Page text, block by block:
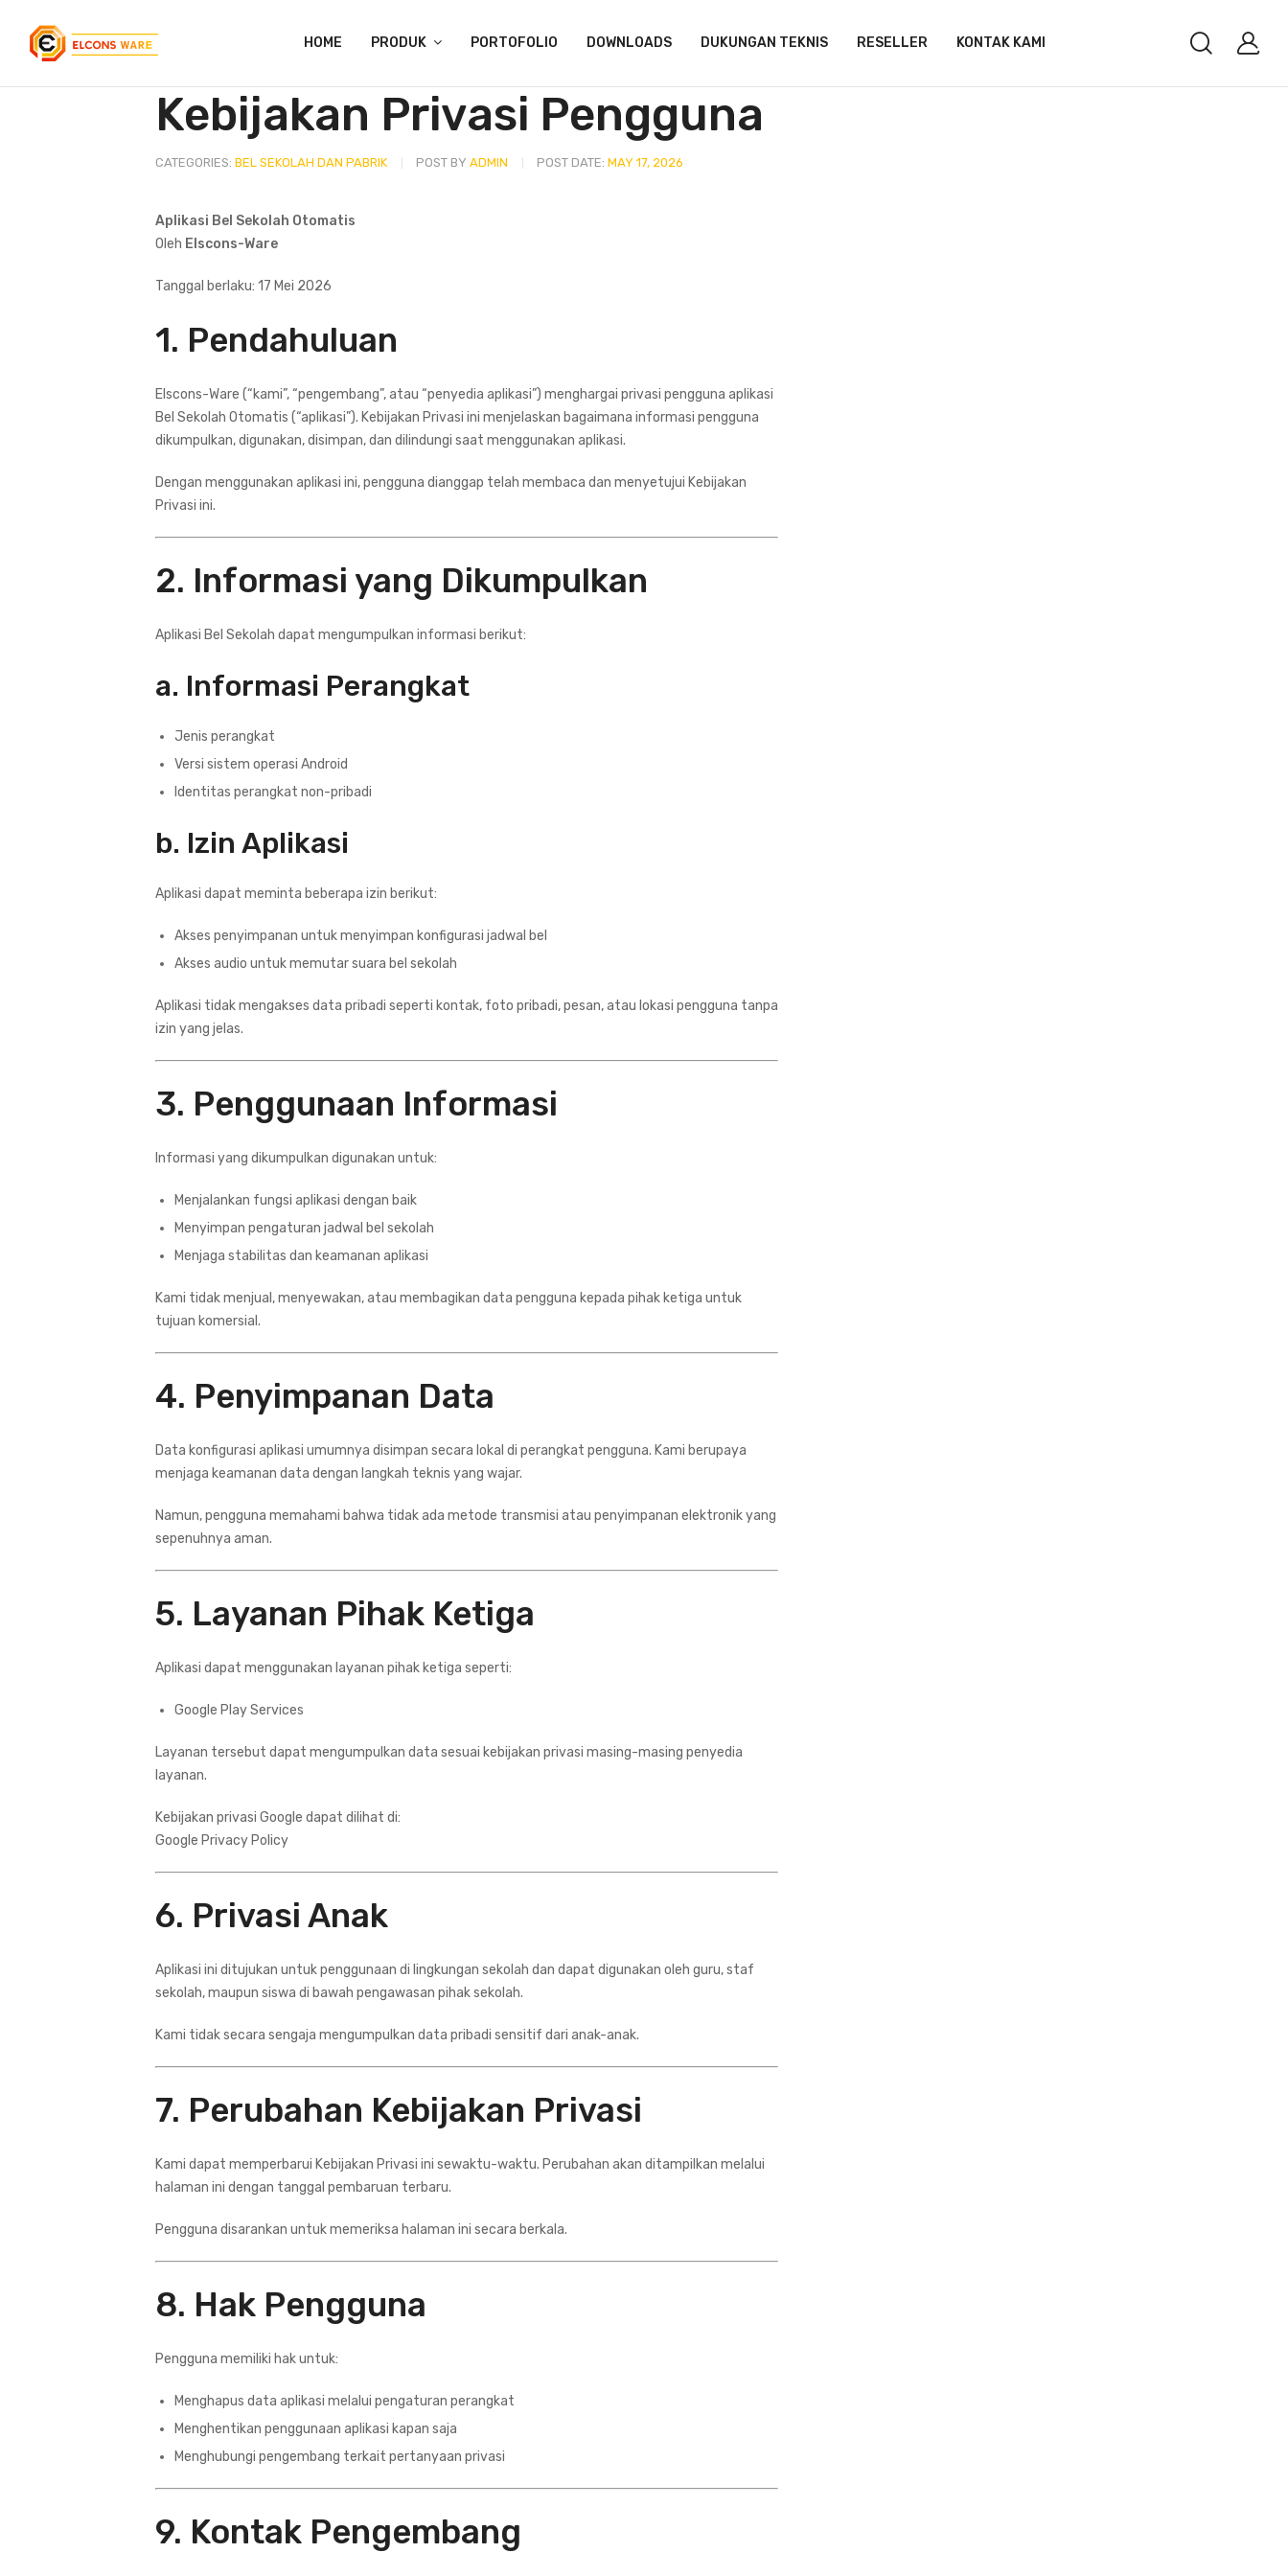
HOME PRODUK PORTOFOLIO DOWNLOADS DUKUNGAN TEKNIS RESELLER KONTAK KAMI
Kebijakan Privasi Pengguna
CATEGORIES: BEL SEKOLAH DAN PABRIK POST BY ADMIN POST DATE: MAY 17, 2026
Aplikasi Bel Sekolah Otomatis
Oleh Elscons-Ware
Tanggal berlaku: 17 Mei 2026
1. Pendahuluan
Elscons-Ware (“kami”, “pengembang”, atau “penyedia aplikasi”) menghargai privasi pengguna aplikasi
Bel Sekolah Otomatis (“aplikasi”). Kebijakan Privasi ini menjelaskan bagaimana informasi pengguna
dikumpulkan, digunakan, disimpan, dan dilindungi saat menggunakan aplikasi.
Dengan menggunakan aplikasi ini, pengguna dianggap telah membaca dan menyetujui Kebijakan
Privasi ini.
2. Informasi yang Dikumpulkan
Aplikasi Bel Sekolah dapat mengumpulkan informasi berikut:
a. Informasi Perangkat
Jenis perangkat
Versi sistem operasi Android
Identitas perangkat non-pribadi
b. Izin Aplikasi
Aplikasi dapat meminta beberapa izin berikut:
Akses penyimpanan untuk menyimpan konfigurasi jadwal bel
Akses audio untuk memutar suara bel sekolah
Aplikasi tidak mengakses data pribadi seperti kontak, foto pribadi, pesan, atau lokasi pengguna tanpa
izin yang jelas.
3. Penggunaan Informasi
Informasi yang dikumpulkan digunakan untuk:
Menjalankan fungsi aplikasi dengan baik
Menyimpan pengaturan jadwal bel sekolah
Menjaga stabilitas dan keamanan aplikasi
Kami tidak menjual, menyewakan, atau membagikan data pengguna kepada pihak ketiga untuk
tujuan komersial.
4. Penyimpanan Data
Data konfigurasi aplikasi umumnya disimpan secara lokal di perangkat pengguna. Kami berupaya
menjaga keamanan data dengan langkah teknis yang wajar.
Namun, pengguna memahami bahwa tidak ada metode transmisi atau penyimpanan elektronik yang
sepenuhnya aman.
5. Layanan Pihak Ketiga
Aplikasi dapat menggunakan layanan pihak ketiga seperti:
Google Play Services
Layanan tersebut dapat mengumpulkan data sesuai kebijakan privasi masing-masing penyedia
layanan.
Kebijakan privasi Google dapat dilihat di:
Google Privacy Policy
6. Privasi Anak
Aplikasi ini ditujukan untuk penggunaan di lingkungan sekolah dan dapat digunakan oleh guru, staf
sekolah, maupun siswa di bawah pengawasan pihak sekolah.
Kami tidak secara sengaja mengumpulkan data pribadi sensitif dari anak-anak.
7. Perubahan Kebijakan Privasi
Kami dapat memperbarui Kebijakan Privasi ini sewaktu-waktu. Perubahan akan ditampilkan melalui
halaman ini dengan tanggal pembaruan terbaru.
Pengguna disarankan untuk memeriksa halaman ini secara berkala.
8. Hak Pengguna
Pengguna memiliki hak untuk:
Menghapus data aplikasi melalui pengaturan perangkat
Menghentikan penggunaan aplikasi kapan saja
Menghubungi pengembang terkait pertanyaan privasi
9. Kontak Pengembang